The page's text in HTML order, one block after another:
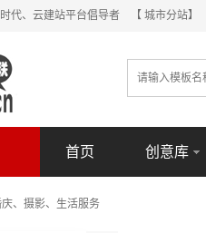
代、云建站平台倡导者 【 城市分站】
首页 创意库
、摄影、生活服务